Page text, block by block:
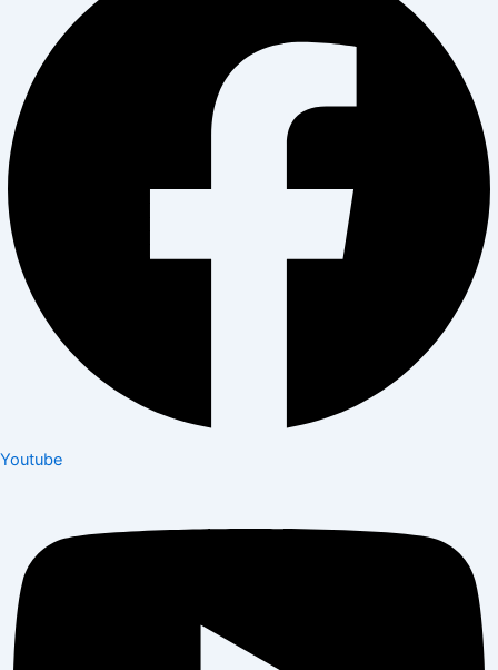
Youtube